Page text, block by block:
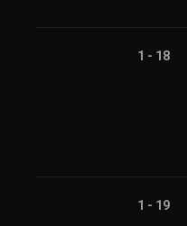
1 - 18
1 - 19